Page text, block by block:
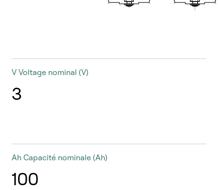
V Voltage nominal (V)
3
Ah Capacité nominale (Ah)
100